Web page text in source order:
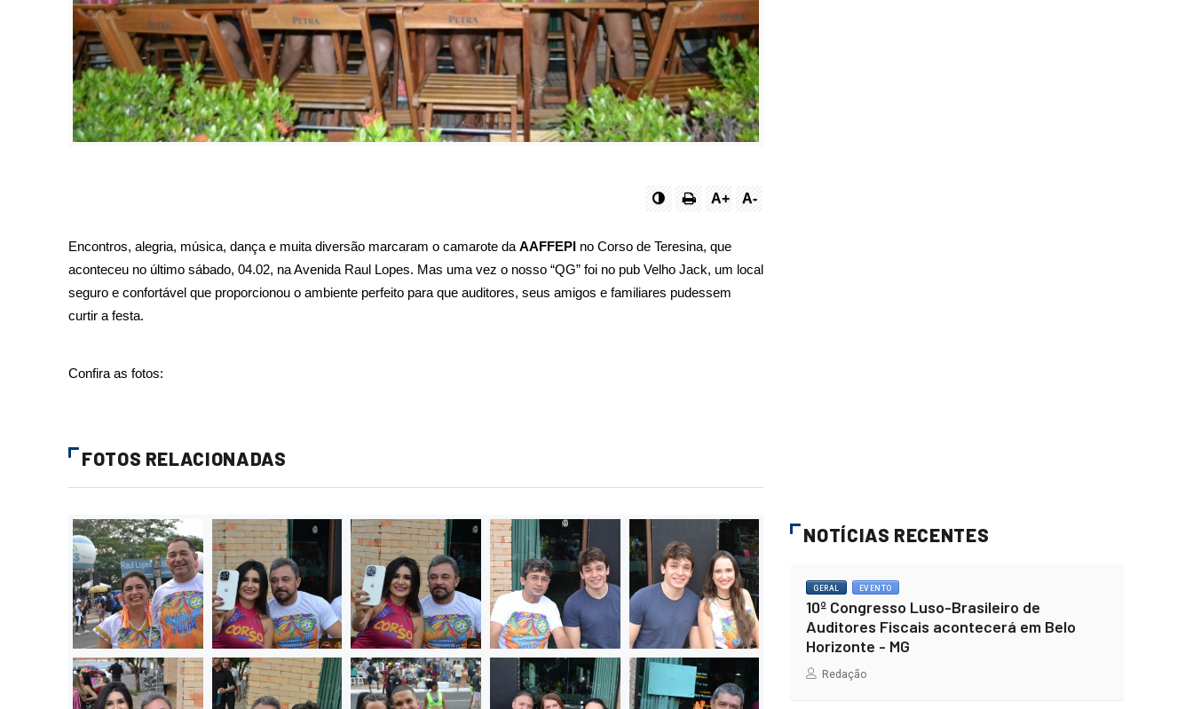
A+ A-
Encontros, alegria, música, dança e muita diversão marcaram o camarote da AAFFEPI no Corso de Teresina, que
aconteceu no último sábado, 04.02, na Avenida Raul Lopes. Mas uma vez o nosso “QG” foi no pub Velho Jack, um local
seguro e confortável que proporcionou o ambiente perfeito para que auditores, seus amigos e familiares pudessem
curtir a festa.
Confira as fotos:
FOTOS RELACIONADAS
NOTÍCIAS RECENTES
GERAL EVENTO
10º Congresso Luso-Brasileiro de
Auditores Fiscais acontecerá em Belo
Horizonte - MG
Redação